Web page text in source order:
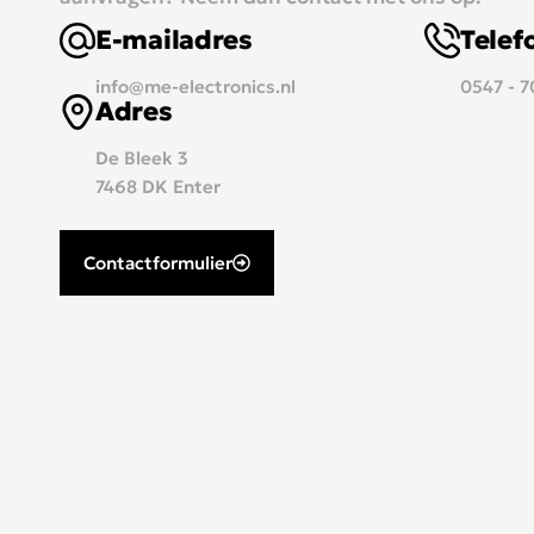
E-mailadres
info@me-electronics.nl 0547 -
Adres
De Bleek 3
7468 DK Enter
Contactformulier